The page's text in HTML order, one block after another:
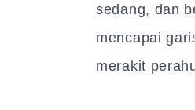
sedang, dan
mencapai
merakit